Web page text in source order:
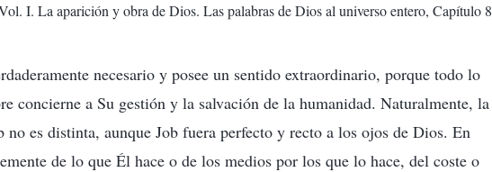
I. La aparición y obra de Dios. Las palabras de Dios al universo entero, Capítulo 8
necesario y posee un sentido extraordinario, porque todo lo
concierne a Su gestión y la salvación de la humanidad. Naturalmente, la
no es distinta, aunque Job fuera perfecto y recto a los ojos de Dios. En
de lo que Él hace o de los medios por los que lo hace, del coste o